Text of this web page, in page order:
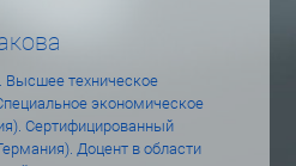
Высшее техническое
экономическое
Сертифицированный
Доцент в области